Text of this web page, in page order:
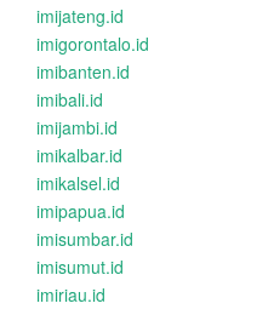
imijateng.id
imigorontalo.id
imibanten.id
imibali.id
imijambi.id
imikalbar.id
imikalsel.id
imipapua.id
imisumbar.id
imisumut.id
imiriau.id